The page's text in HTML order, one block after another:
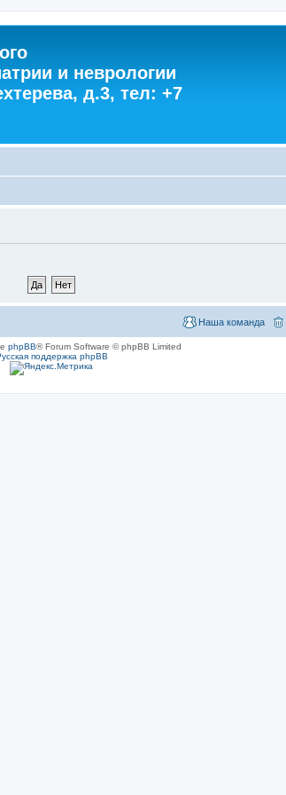
и неврологии
д.3, тел: +7
Наша команда
phpBB® Forum Software © phpBB Limited
поддержка phpBB